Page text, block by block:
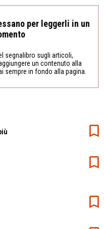
per leggerli in un
segnalibro sugli articoli,
un contenuto alla
sempre in fondo alla pagina.